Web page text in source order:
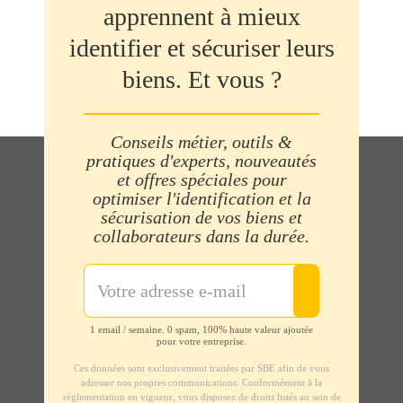
apprennent à mieux
identifier et sécuriser leurs
biens. Et vous ?
Conseils métier, outils &
pratiques d'experts, nouveautés
et offres spéciales pour
optimiser l'identification et la
sécurisation de vos biens et
collaborateurs dans la durée.
1 email / semaine. 0 spam, 100% haute valeur ajoutée
pour votre entreprise.
Ces données sont exclusivement traitées par SBE afin de vous
adresser nos propres communications. Conformément à la
règlementation en vigueur, vous disposez de droits listés au sein de